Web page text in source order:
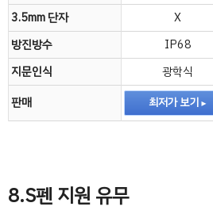
3.5mm 단자
X
방진방수
IP68
지문인식
광학식
판매
최저가 보기
8.S펜 지원 유무